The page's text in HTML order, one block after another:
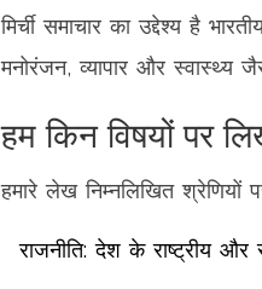
मिर्ची समाचार का उद्देश्य है
मनोरंजन, व्यापार और
हम किन विषयों पर
हमारे लेख निम्नलिखित श्रेणियों
राजनीति: देश के राष्ट्रीय